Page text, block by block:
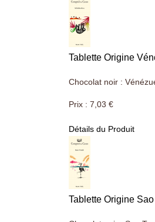
Tablette Origine
Chocolat noir :
Prix : 7,03 €
Détails du Produit
Tablette Origine